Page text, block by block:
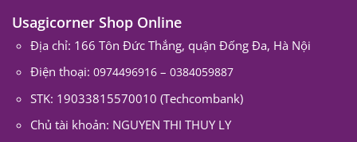
Usagicorner Shop Online
Địa chỉ: 166 Tôn Đức Thắng, quận Đống Đa, Hà Nội
Điện thoại: 0974496916 – 0384059887
STK: 19033815570010 (Techcombank)
Chủ tài khoản: NGUYEN THI THUY LY